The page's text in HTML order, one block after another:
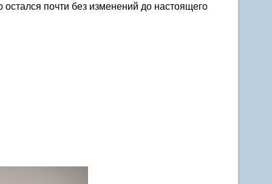
остался почти без изменений до настоящего